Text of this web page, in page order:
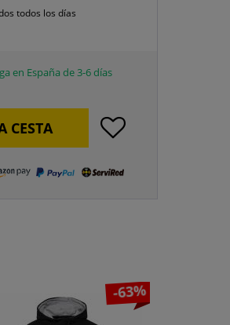
todos los días
en España de 3-6 días
CESTA
-63%